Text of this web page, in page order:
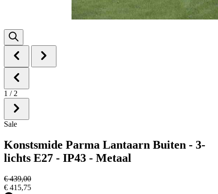
1 / 2
Sale
Konstsmide Parma Lantaarn Buiten - 3-
lichts E27 - IP43 - Metaal
€ 439,00
€ 415,75